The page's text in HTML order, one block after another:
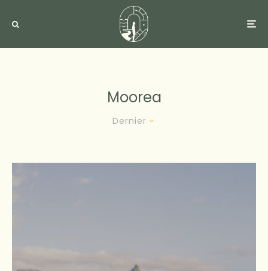
Moorea
Dernier